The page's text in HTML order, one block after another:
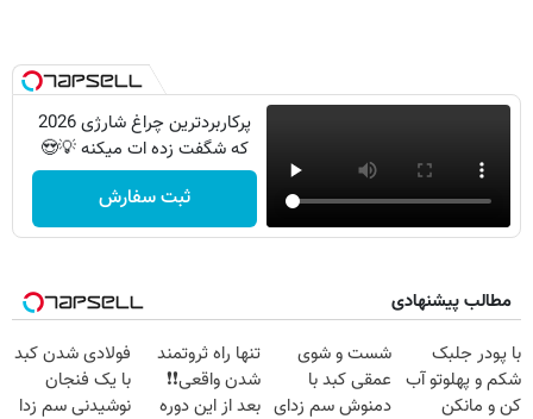
پرکاربردترین چراغ شارژی 2026
که شگفت زده ات میکنه 💡😍
ثبت سفارش
مطالب پیشنهادی
با پودر جلبک
شکم و پهلوتو آب
کن و مانکن
شست و شوی
عمقی کبد با
دمنوش سم زدای
تنها راه ثروتمند
شدن واقعی❗❗
بعد از این دوره
فولادی شدن کبد
با یک فنجان
نوشیدنی سم زدا